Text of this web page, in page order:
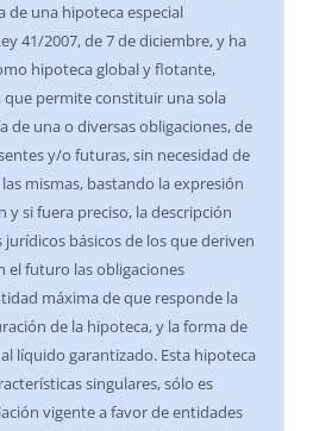
de una hipoteca especial
41/2007, de 7 de diciembre, y ha
hipoteca global y flotante,
permite constituir una sola
de una o diversas obligaciones, de
y/o futuras, sin necesidad de
mismas, bastando la expresión
y si fuera preciso, la descripción
jurídicos básicos de los que deriven
el futuro las obligaciones
máxima de que responde la
de la hipoteca, y la forma de
líquido garantizado. Esta hipoteca
singulares, sólo es
vigente a favor de entidades